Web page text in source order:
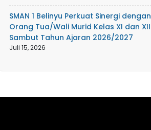
SMAN 1 Belinyu Perkuat Sinergi dengan
Orang Tua/Wali Murid Kelas XI dan XII
Sambut Tahun Ajaran 2026/2027
Juli 15, 2026